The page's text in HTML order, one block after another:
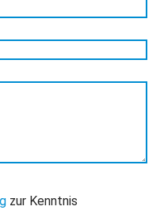
zur Kenntnis